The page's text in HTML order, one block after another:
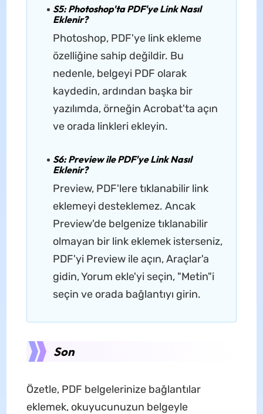
S5: Photoshop'ta PDF'ye Link Nasıl
Eklenir?
Photoshop, PDF'ye link ekleme
özelliğine sahip değildir. Bu
nedenle, belgeyi PDF olarak
kaydedin, ardından başka bir
yazılımda, örneğin Acrobat'ta açın
ve orada linkleri ekleyin.
S6: Preview ile PDF'ye Link Nasıl
Eklenir?
Preview, PDF'lere tıklanabilir link
eklemeyi desteklemez. Ancak
Preview'de belgenize tıklanabilir
olmayan bir link eklemek isterseniz,
PDF'yi Preview ile açın, Araçlar'a
gidin, Yorum ekle'yi seçin, "Metin"i
seçin ve orada bağlantıyı girin.
Son
Özetle, PDF belgelerinize bağlantılar
eklemek, okuyucunuzun belgeyle